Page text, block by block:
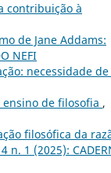
contribuição à
de Jane Addams:
NEFI
necessidade de
de filosofia ,
filosófica da
n. 1 (2025):